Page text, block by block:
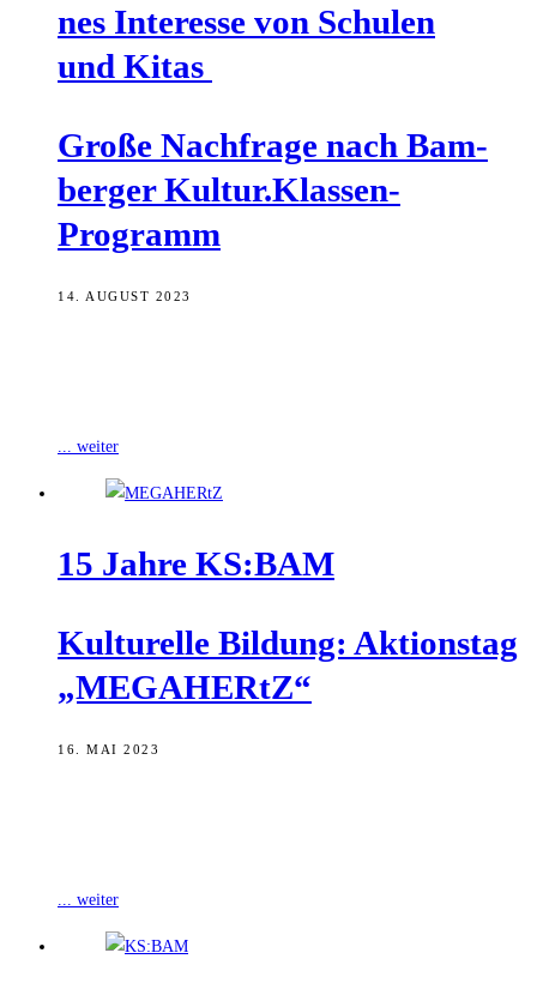
nes Inter­es­se von Schu­len
und Kitas
Gro­ße Nach­fra­ge nach Bam­
ber­ger Kultur.Klassen-
Programm
14. AUGUST 2023
... weiter
15 Jah­re KS:BAM
Kul­tu­rel­le Bil­dung: Akti­ons­tag
„MEGA­HERtZ“
16. MAI 2023
... weiter